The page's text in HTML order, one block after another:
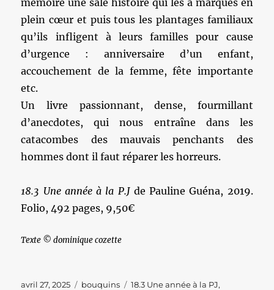
mémoire une sale histoire qui les a marqués en
plein cœur et puis tous les plantages familiaux
qu’ils infligent à leurs familles pour cause
d’urgence : anniversaire d’un enfant,
accouchement de la femme, fête importante
etc.
Un livre passionnant, dense, fourmillant
d’anecdotes, qui nous entraîne dans les
catacombes des mauvais penchants des
hommes dont il faut réparer les horreurs.
18.3 Une année à la P.Jde Pauline Guéna, 2019.
Folio, 492 pages, 9,50€
Texte © dominique cozette
Publié
avril 27, 2025 Catégories
bouquins Étiquettes
18.3 Une année à la PJ,